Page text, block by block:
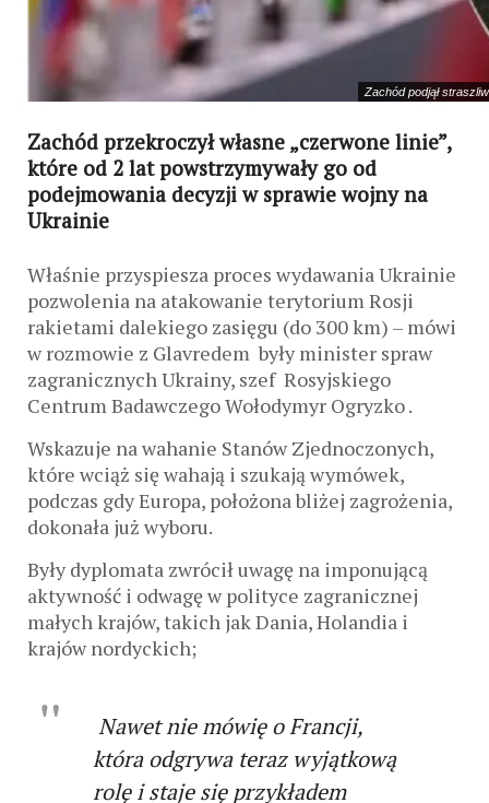
Zachód podjął
Zachód przekroczył własne „czerwone linie”,
które od 2 lat powstrzymywały go od
podejmowania decyzji w sprawie wojny na
Ukrainie
Właśnie przyspiesza proces wydawania Ukrainie
pozwolenia na atakowanie terytorium Rosji
rakietami dalekiego zasięgu (do 300 km) – mówi
w rozmowie z Glavredem były minister spraw
zagranicznych Ukrainy, szef Rosyjskiego
Centrum Badawczego Wołodymyr Ogryzko .
Wskazuje na wahanie Stanów Zjednoczonych,
które wciąż się wahają i szukają wymówek,
podczas gdy Europa, położona bliżej zagrożenia,
dokonała już wyboru.
Były dyplomata zwrócił uwagę na imponującą
aktywność i odwagę w polityce zagranicznej
małych krajów, takich jak Dania, Holandia i
krajów nordyckich;
Nawet nie mówię o Francji,
która odgrywa teraz wyjątkową
rolę i staje się przykładem